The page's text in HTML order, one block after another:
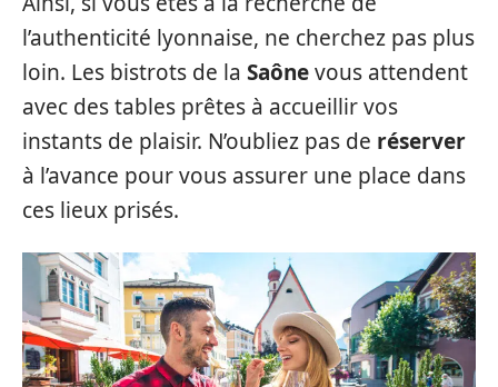
l’authenticité lyonnaise, ne cherchez pas plus
loin. Les bistrots de la Saônevous attendent
avec des tables prêtes à accueillir vos
instants de plaisir. N’oubliez pas de réserver
à l’avance pour vous assurer une place dans
ces lieux prisés.